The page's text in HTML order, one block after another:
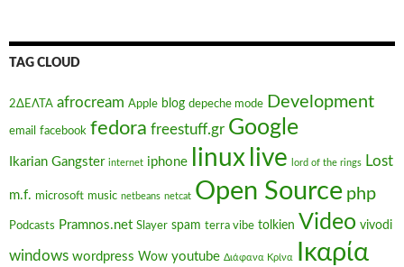
TAG CLOUD
2ΔΕΛΤΑ afrocream Apple blog depeche mode Development
email facebook fedora freestuff.gr Google
Ikarian Gangster internet iphone linux live lord of the rings Lost
m.f. microsoft music netbeans netcat Open Source php
Podcasts Pramnos.net Slayer spam terra vibe tolkien Video vivodi
windows wordpress Wow youtube Διάφανα Κρίνα Ικαρία